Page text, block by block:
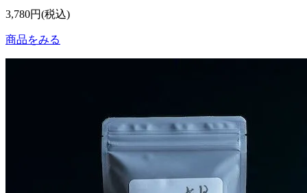
3,780円(税込)
商品をみる